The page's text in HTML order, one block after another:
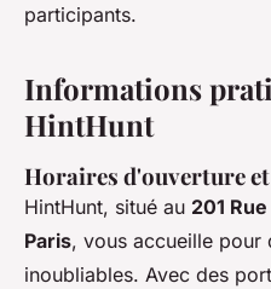
participants.
Informations
HintHunt
Horaires d'ouverture
HintHunt, situé au 201
Paris, vous accueille pour
inoubliables. Avec des